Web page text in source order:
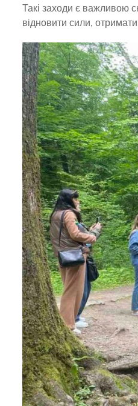
Такі заходи є важливою
відновити сили,